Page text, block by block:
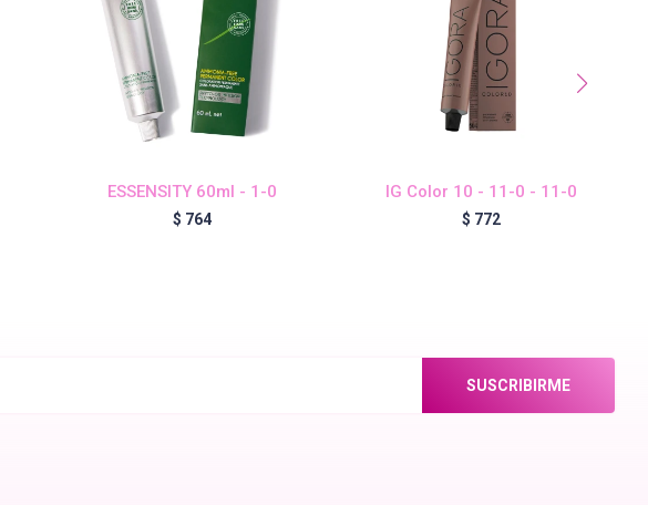
ESSENSITY 60ml - 1-0
$ 764
IG Color 10 - 11-0 - 11-0
$ 772
SUSCRIBIRME